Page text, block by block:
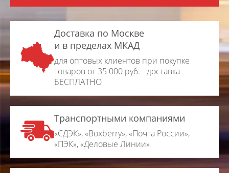
Доставка по Москве
и в пределах МКАД
для оптовых клиентов при покупке
товаров от 35 000 руб. - доставка
БЕСПЛАТНО
Транспортными компаниями
«СДЭК», «Boxberry», «Почта России»,
«ПЭК», «Деловые Линии»